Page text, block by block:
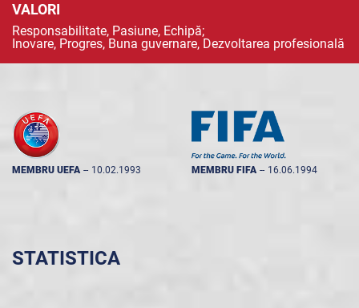
VALORI
Responsabilitate, Pasiune, Echipă;
Inovare, Progres, Buna guvernare, Dezvoltarea profesională
MEMBRU UEFA -- 10.02.1993 MEMBRU FIFA -- 16.06.1994
STATISTICA